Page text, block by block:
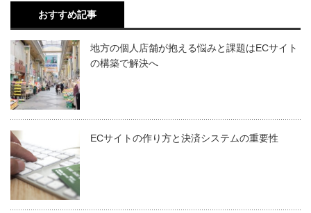
おすすめ記事
地方の個人店舗が抱える悩みと課題はECサイト
の構築で解決へ
ECサイトの作り方と決済システムの重要性